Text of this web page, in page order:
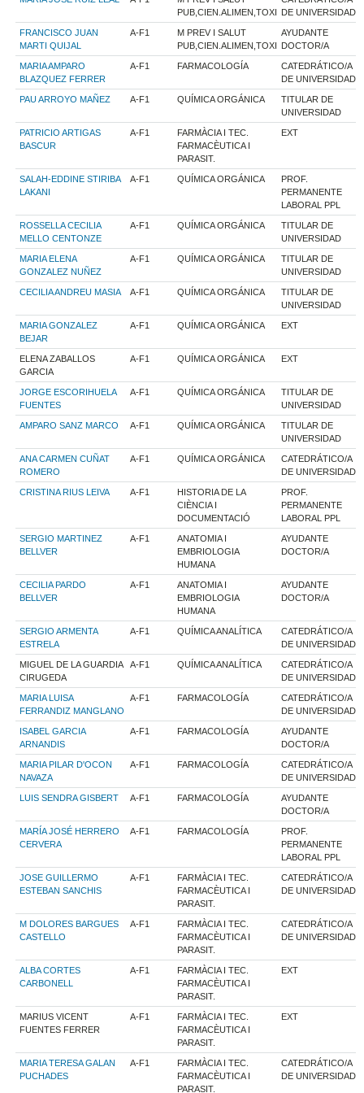
PUB,CIEN.ALIMEN,TOXI DE UNIVERSIDAD
FRANCISCO JUAN
MARTI QUIJAL
A-F1
M PREV I SALUT
PUB,CIEN.ALIMEN,TOXI
AYUDANTE
DOCTOR/A
MARIA AMPARO
BLAZQUEZ FERRER
A-F1 FARMACOLOGÍA
CATEDRÁTICO/A
DE UNIVERSIDAD
PAU ARROYO MAÑEZ A-F1 QUÍMICA ORGÁNICA
TITULAR DE
UNIVERSIDAD
PATRICIO ARTIGAS
BASCUR
A-F1
FARMÀCIA I TEC.
FARMACÈUTICA I
PARASIT.
EXT
SALAH-EDDINE STIRIBA
LAKANI
A-F1 QUÍMICA ORGÁNICA
PROF.
PERMANENTE
LABORAL PPL
ROSSELLA CECILIA
MELLO CENTONZE
A-F1 QUÍMICA ORGÁNICA
TITULAR DE
UNIVERSIDAD
MARIA ELENA
GONZALEZ NUÑEZ
A-F1 QUÍMICA ORGÁNICA
TITULAR DE
UNIVERSIDAD
CECILIA ANDREU MASIA A-F1 QUÍMICA ORGÁNICA
TITULAR DE
UNIVERSIDAD
MARIA GONZALEZ
BEJAR
A-F1 QUÍMICA ORGÁNICA EXT
ELENA ZABALLOS
GARCIA
A-F1 QUÍMICA ORGÁNICA EXT
JORGE ESCORIHUELA
FUENTES
A-F1 QUÍMICA ORGÁNICA
TITULAR DE
UNIVERSIDAD
AMPARO SANZ MARCO A-F1 QUÍMICA ORGÁNICA
TITULAR DE
UNIVERSIDAD
ANA CARMEN CUÑAT
ROMERO
A-F1 QUÍMICA ORGÁNICA
CATEDRÁTICO/A
DE UNIVERSIDAD
CRISTINA RIUS LEIVA A-F1
HISTORIA DE LA
CIÈNCIA I
DOCUMENTACIÓ
PROF.
PERMANENTE
LABORAL PPL
SERGIO MARTINEZ
BELLVER
A-F1
ANATOMIA I
EMBRIOLOGIA
HUMANA
AYUDANTE
DOCTOR/A
CECILIA PARDO
BELLVER
A-F1
ANATOMIA I
EMBRIOLOGIA
HUMANA
AYUDANTE
DOCTOR/A
SERGIO ARMENTA
ESTRELA
A-F1 QUÍMICA ANALÍTICA
CATEDRÁTICO/A
DE UNIVERSIDAD
MIGUEL DE LA GUARDIA
CIRUGEDA
A-F1 QUÍMICA ANALÍTICA
CATEDRÁTICO/A
DE UNIVERSIDAD
MARIA LUISA
FERRANDIZ MANGLANO
A-F1 FARMACOLOGÍA
CATEDRÁTICO/A
DE UNIVERSIDAD
ISABEL GARCIA
ARNANDIS
A-F1 FARMACOLOGÍA
AYUDANTE
DOCTOR/A
MARIA PILAR D'OCON
NAVAZA
A-F1 FARMACOLOGÍA
CATEDRÁTICO/A
DE UNIVERSIDAD
LUIS SENDRA GISBERT A-F1 FARMACOLOGÍA
AYUDANTE
DOCTOR/A
MARÍA JOSÉ HERRERO
CERVERA
A-F1 FARMACOLOGÍA
PROF.
PERMANENTE
LABORAL PPL
JOSE GUILLERMO
ESTEBAN SANCHIS
A-F1
FARMÀCIA I TEC.
FARMACÈUTICA I
PARASIT.
CATEDRÁTICO/A
DE UNIVERSIDAD
M DOLORES BARGUES
CASTELLO
A-F1
FARMÀCIA I TEC.
FARMACÈUTICA I
PARASIT.
CATEDRÁTICO/A
DE UNIVERSIDAD
ALBA CORTES
CARBONELL
A-F1
FARMÀCIA I TEC.
FARMACÈUTICA I
PARASIT.
EXT
MARIUS VICENT
FUENTES FERRER
A-F1
FARMÀCIA I TEC.
FARMACÈUTICA I
PARASIT.
EXT
MARIA TERESA GALAN
PUCHADES
A-F1
FARMÀCIA I TEC.
FARMACÈUTICA I
PARASIT.
CATEDRÁTICO/A
DE UNIVERSIDAD